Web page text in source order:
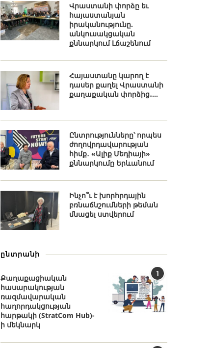
Վրաստանի փորձը եւ
հայաստանյան
իրականությունը.
անկուսակցական
քննարկում Լճաշենում
Հայաստանը կարող է
դասեր քաղել Վրաստանի
քաղաքական փորձից․...
Ընտրությունները՝ որպես
ժողովրդավարության
հիմք․ «Ալիք Մեդիայի»
քննարկումը Երևանում
Ինչո՞ւ է խորհրդային
բռնաճնշումների թեման
մնացել ստվերում
ընտրանի
1
Քաղաքացիական
հասարակության
ռազմավարական
հաղորդակցության
հարթակի (StratCom Hub)-
ի մեկնարկ